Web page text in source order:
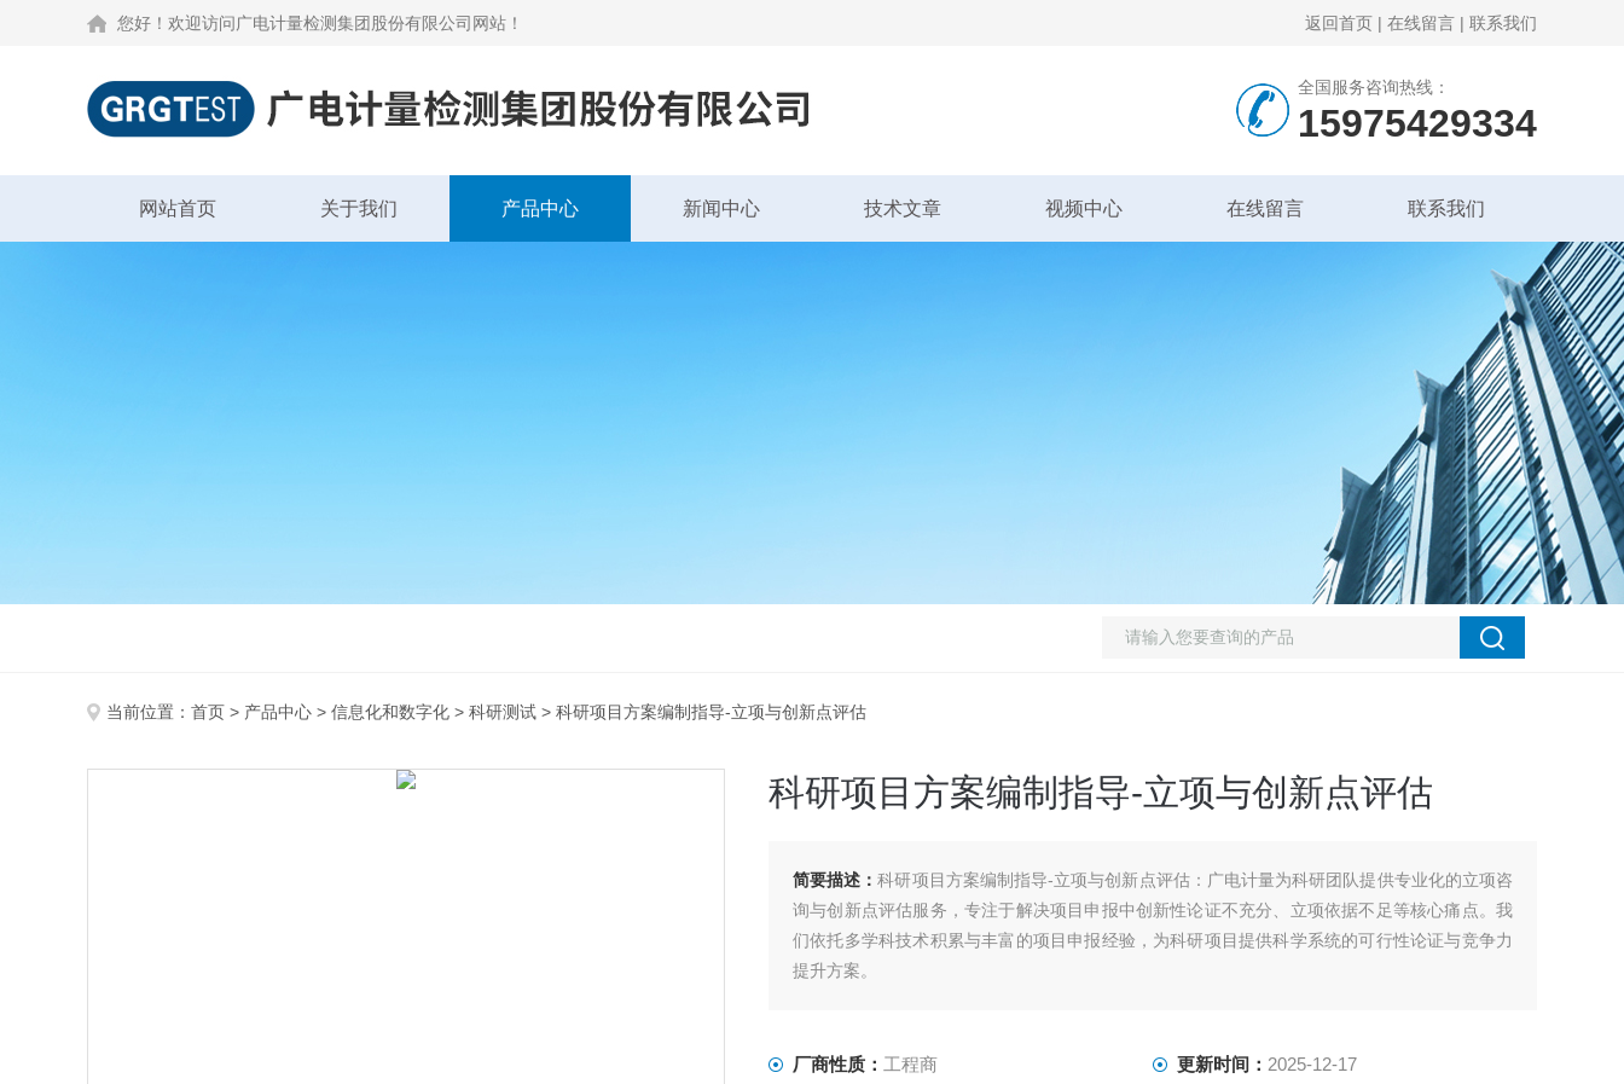
您好！欢迎访问广电计量检测集团股份有限公司网站！ 返回首页 | 在线留言 | 联系我们
全国服务咨询热线：
15975429334
网站首页 关于我们 产品中心 新闻中心 技术文章 视频中心 在线留言 联系我们
当前位置： 首页 > 产品中心 > 信息化和数字化 > 科研测试 > 科研项目方案编制指导-立项与创新点评估
科研项目方案编制指导-立项与创新点评估
简要描述：科研项目方案编制指导-立项与创新点评估：广电计量为科研团队提供专业化的立项咨
询与创新点评估服务，专注于解决项目申报中创新性论证不充分、立项依据不足等核心痛点。我
们依托多学科技术积累与丰富的项目申报经验，为科研项目提供科学系统的可行性论证与竞争力
提升方案。
厂商性质： 工程商 更新时间： 2025-12-17